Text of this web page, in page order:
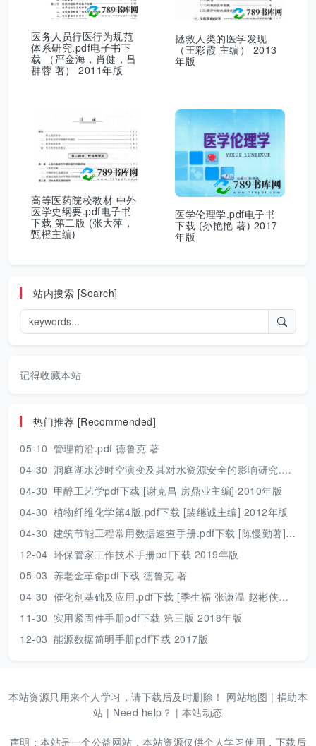
医务人员行医行为规范
体系研究.pdf电子书下
载 （严金海，肖健，吕
群蓉 著） 2011年版
拯救人类的医学发现
（王彩霞 主编） 2013
年版
高等医药院校教材 中外
医学史纲要.pdf电子书
下载 第二版 (张大萍，
甄橙主编)
医学伦理学.pdf电子书
下载 (孙艳艳 著) 2017
年版
站内搜索 [Search]
记得收藏本站
热门推荐 [Recommended]
05-10 管理前沿.pdf 德鲁克 著
04-30 洞庭湖水沙时空演变及其对水资源安全的影响研究.pdf 胡光伟 著 2017年版
04-30 甲醇工艺学pdf下载 [谢克昌 房鼎业主编] 2010年版
04-30 植物纤维化学第4版.pdf下载 [裴继诚主编] 2012年版
04-30 建筑节能工程常用数据速查手册.pdf下载 [陈慢勤著] 2010年版
12-04 环保管家工作技术手册pdf下载 2019年版
05-03 养老金革命pdf下载 德鲁克 著
04-30 催化剂基础及应用.pdf下载 [季生福 张谦温 赵彬侠编] 2011年版
11-30 实用紧固件手册pdf下载 第三版 2018年版
12-03 能源数据简明手册pdf下载 2017版
本站资源只用来个人学习，请下载后及时删除！ 网站地图 | 捐助本
站 | Need help？ | 本站动态
声明：本站是一个公益网站，本站资源仅供个人学习使用，下载后